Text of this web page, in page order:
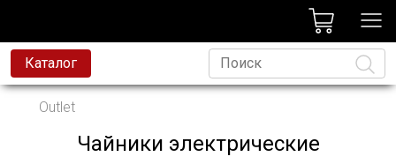
Каталог
техника
техника
и смесители
Outlet
Чайники электрические